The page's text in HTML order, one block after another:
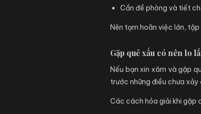
Cần đề phòng và tiết
Nên tạm hoãn việc lớn,
Gặp quẻ xấu có nên lo
Nếu bạn xin xăm và gặp
trước những điều chưa xảy
Các cách hóa giải khi gặp